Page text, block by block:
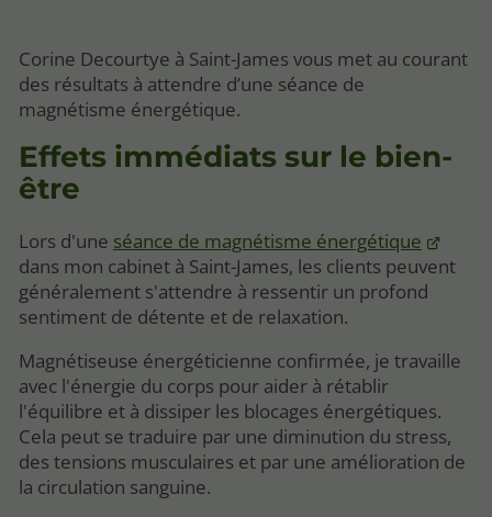
Corine Decourtye à Saint-James vous met au courant
des résultats à attendre d’une séance de
magnétisme énergétique.
Effets immédiats sur le bien-
être
Lors d'une séance de magnétisme énergétique
dans mon cabinet à Saint-James, les clients peuvent
généralement s'attendre à ressentir un profond
sentiment de détente et de relaxation.
Magnétiseuse énergéticienne confirmée, je travaille
avec l'énergie du corps pour aider à rétablir
l'équilibre et à dissiper les blocages énergétiques.
Cela peut se traduire par une diminution du stress,
des tensions musculaires et par une amélioration de
la circulation sanguine.